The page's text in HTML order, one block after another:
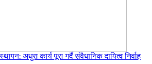
अधुरा कार्य पूरा गर्दै संवैधानिक दायित्व निर्वाह